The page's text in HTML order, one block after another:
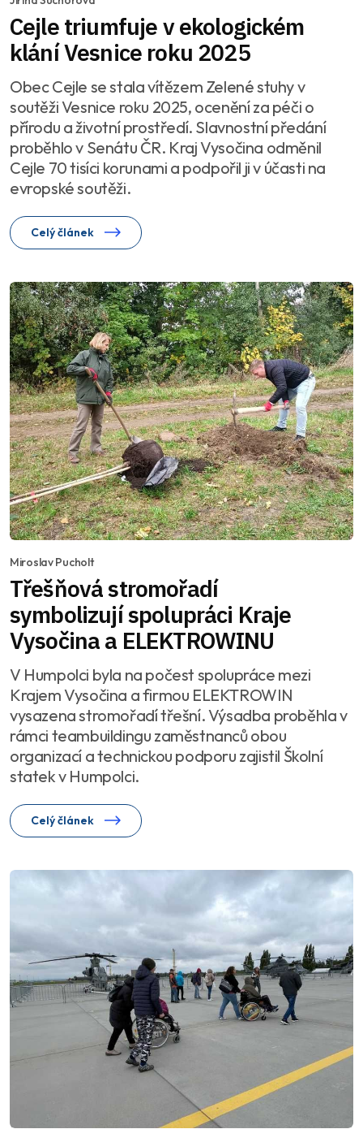
Cejle triumfuje v ekologickém
klání Vesnice roku 2025
Obec Cejle se stala vítězem Zelené stuhy v
soutěži Vesnice roku 2025, ocenění za péči o
přírodu a životní prostředí. Slavnostní předání
proběhlo v Senátu ČR. Kraj Vysočina odměnil
Cejle 70 tisíci korunami a podpořil ji v účasti na
evropské soutěži.
Celý článek
Miroslav Pucholt
Třešňová stromořadí
symbolizují spolupráci Kraje
Vysočina a ELEKTROWINU
V Humpolci byla na počest spolupráce mezi
Krajem Vysočina a firmou ELEKTROWIN
vysazena stromořadí třešní. Výsadba proběhla v
rámci teambuildingu zaměstnanců obou
organizací a technickou podporu zajistil Školní
statek v Humpolci.
Celý článek